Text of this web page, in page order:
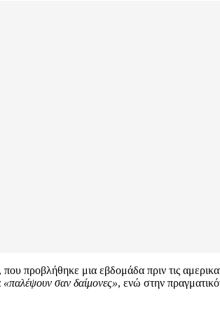
προβλήθηκε μια εβδομάδα πριν τις
«παλέψουν σαν δαίμονες», ενώ στην